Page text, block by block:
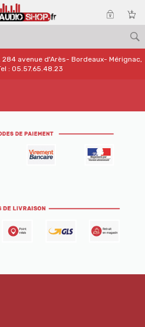
284 avenue d'Arès- Bordeaux- Mérignac,
: 05.57.65.48.23